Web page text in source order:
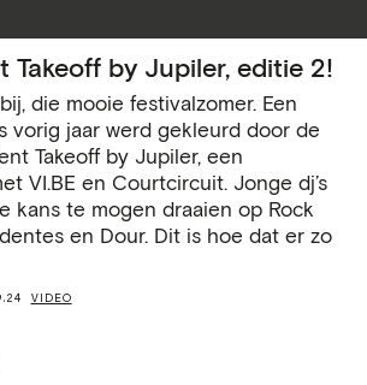
Takeoff by Jupiler, editie 2!
die mooie festivalzomer. Een
vorig jaar werd gekleurd door de
Takeoff by Jupiler, een
VI.BE en Courtcircuit. Jonge dj’s
kans te mogen draaien op Rock
en Dour. Dit is hoe dat er zo
VIDEO